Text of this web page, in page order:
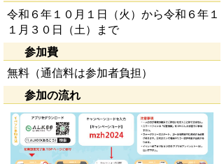
令和６年１０月１日（火）から令和６年１
１月３０日（土）まで
参加費
無料（通信料は参加者負担）
参加の流れ